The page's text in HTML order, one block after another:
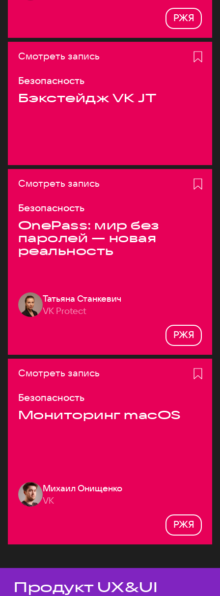
РЖЯ
Смотреть запись
Безопасность
Бэкстейдж VK JT
Смотреть запись
Безопасность
OnePass: мир без
паролей — новая
реальность
Татьяна Станкевич
VK Protect
РЖЯ
Смотреть запись
Безопасность
Мониторинг macOS
Михаил Онищенко
VK
РЖЯ
Темы докладов
Продукт UX&UI